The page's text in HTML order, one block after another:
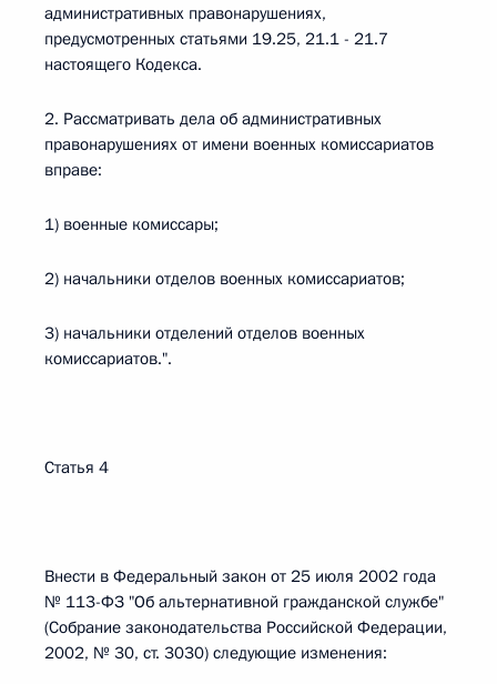
административных правонарушениях,
предусмотренных статьями 19.25, 21.1 - 21.7
настоящего Кодекса.
2. Рассматривать дела об административных
правонарушениях от имени военных комиссариатов
вправе:
1) военные комиссары;
2) начальники отделов военных комиссариатов;
3) начальники отделений отделов военных
комиссариатов.".
Статья 4
Внести в Федеральный закон от 25 июля 2002 года
№ 113-ФЗ "Об альтернативной гражданской службе"
(Собрание законодательства Российской Федерации,
2002, № 30, ст. 3030) следующие изменения: